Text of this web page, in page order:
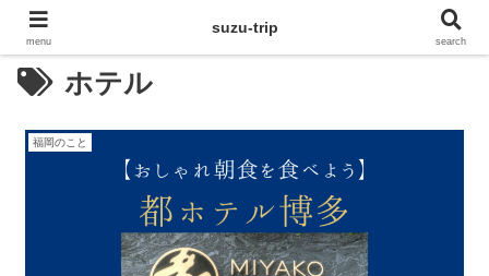
ホテル
福岡のこと
menu
suzu-trip
search